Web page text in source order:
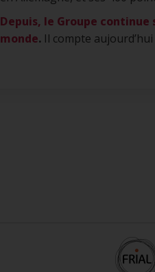
Depuis, le Groupe continue
monde. Il compte